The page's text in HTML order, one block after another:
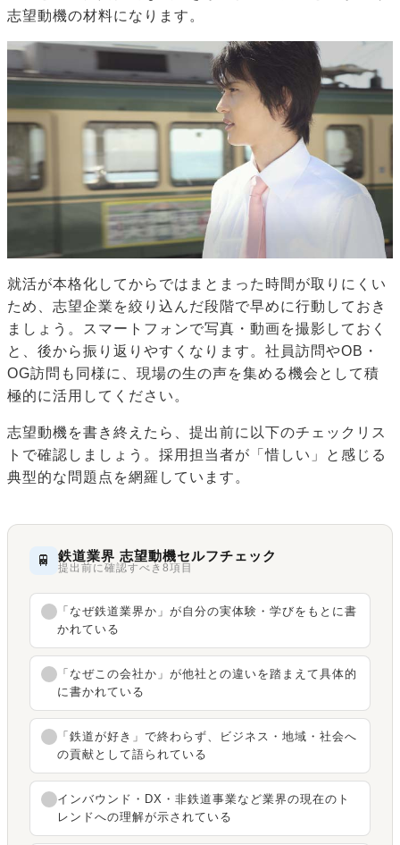
志望動機の材料になります。
就活が本格化してからではまとまった時間が取りにくい
ため、志望企業を絞り込んだ段階で早めに行動しておき
ましょう。スマートフォンで写真・動画を撮影しておく
と、後から振り返りやすくなります。社員訪問やOB・
OG訪問も同様に、現場の生の声を集める機会として積
極的に活用してください。
志望動機を書き終えたら、提出前に以下のチェックリス
トで確認しましょう。採用担当者が「惜しい」と感じる
典型的な問題点を網羅しています。
🚆 鉄道業界 志望動機セルフチェック
提出前に確認すべき8項目
「なぜ鉄道業界か」が自分の実体験・学びをもとに書
かれている
「なぜこの会社か」が他社との違いを踏まえて具体的
に書かれている
「鉄道が好き」で終わらず、ビジネス・地域・社会へ
の貢献として語られている
インバウンド・DX・非鉄道事業など業界の現在のト
レンドへの理解が示されている